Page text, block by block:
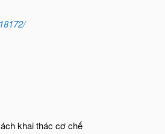
khai thác cơ chế